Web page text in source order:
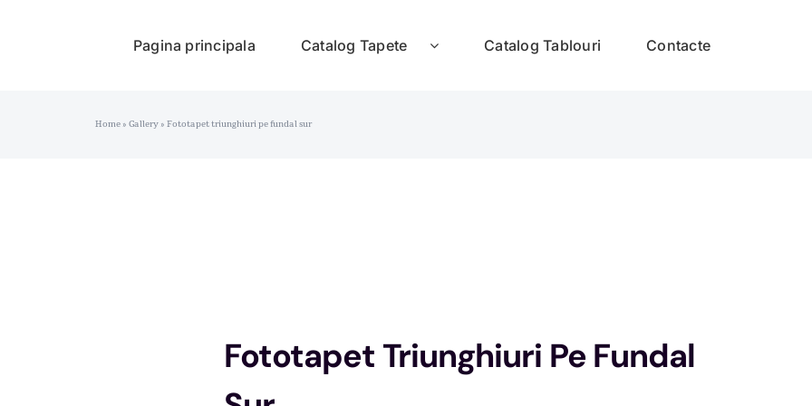
Pagina principala Catalog Tapete Catalog Tablouri Contacte
Home»Gallery»Fototapet triunghiuri pe fundal sur
Fototapet Triunghiuri Pe Fundal